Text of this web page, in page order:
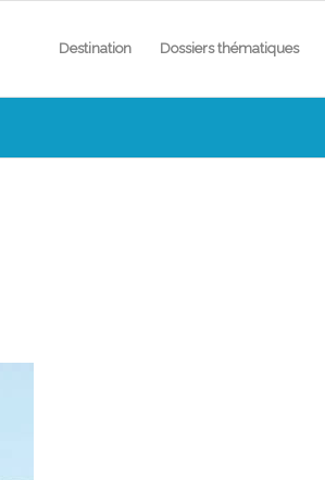
Destination Dossiers thématiques